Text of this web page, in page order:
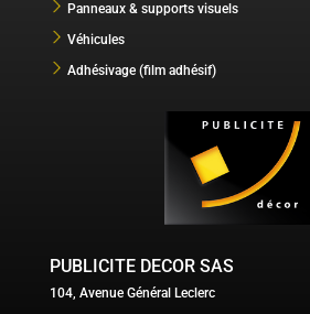
Panneaux & supports visuels
Véhicules
Adhésivage (film adhésif)
PUBLICITE DECOR SAS
104, Avenue Général Leclerc